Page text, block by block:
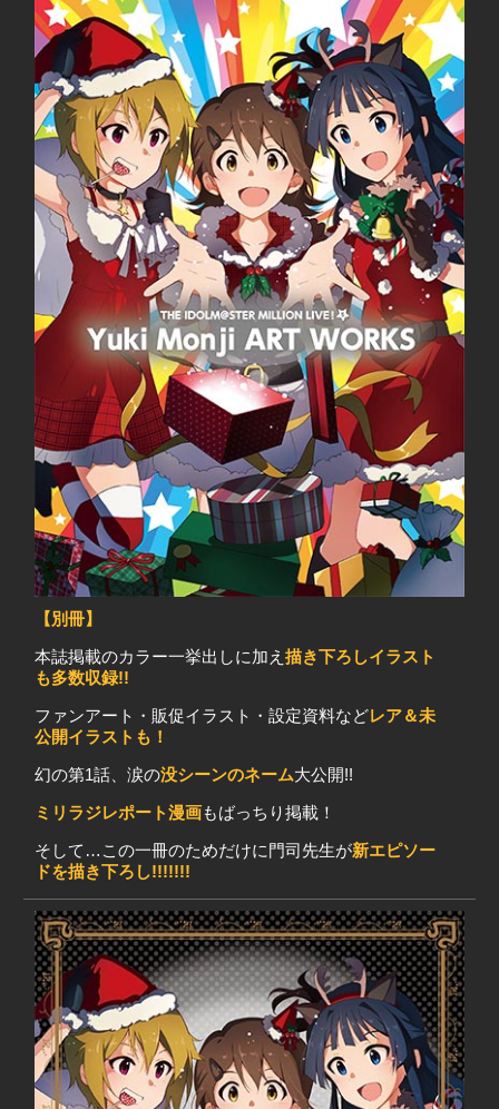
【別冊】
本誌掲載のカラー一挙出しに加え 描き下ろしイラスト
も多数収録!!
ファンアート・販促イラスト・設定資料などレア＆未
公開イラストも！
幻の第1話、涙の没シーンのネーム大公開!!
ミリラジレポート漫画もばっちり掲載！
そして…この一冊のためだけに門司先生が新エピソー
ドを描き下ろし!!!!!!!